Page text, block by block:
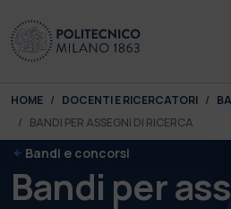
You are here:
HOME DOCENTI E RICERCATORI
BANDI PER ASSEGNI DI RICERCA
Bandi e concorsi
Bandi per